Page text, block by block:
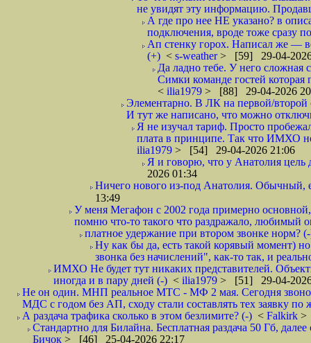
не увидят эту информацию.
А где про нее НЕ указано? в
подключения, вроде тоже сразу
Ап стенку горох. Написал же —
(+) < s-weather> [59] 29-04-
Да ладно тебе. У него сложная
Симки команде гостей которая
< ilia1979 > [88] 29-04-2026
Элементарно. В ЛК на первой/второй
И тут же написано, что можно
Я не изучал тариф. Просто
плата в принципе. Так что ИМХО
ilia1979 > [54] 29-04-2026 21:06
Я и говорю, что у Анатолия цель
2026 01:34
Ничего нового из-под Анатолия. Обычный,
13:49
У меня Мегафон с 2002 года примерно
помню что-то такого что раздражало, любимый
платное удержание при втором звонке норм?
Ну как бы да, есть такой корявый момент)
звонка без начислений", как-то так, и
ИМХО Не будет тут никаких представителей.
иногда и в пару дней (-) < ilia1979 > [51] 29-04-
Не он один. МНП реальное МТС - МФ 2 мая. Сегодня звонок
МДС с годом без АП, сходу стали составлять тех заявку
А раздача трафика сколько в этом безлимите? (-) < Falkirk >
Стандартно для Билайна. Бесплатная раздача 50 Гб,
Бичок > [46] 25-04-2026 22:17